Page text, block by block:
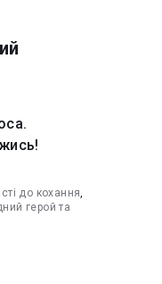
до кохання,
герой та